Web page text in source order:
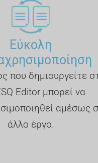
Εύκολη
που δημιουργείτε
Editor μπορεί να
αμέσως
άλλο έργο.